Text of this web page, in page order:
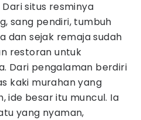
situs resminya
sang pendiri, tumbuh
dan sejak remaja sudah
restoran untuk
Dari pengalaman berdiri
kaki murahan yang
ide besar itu muncul. Ia
yang nyaman,